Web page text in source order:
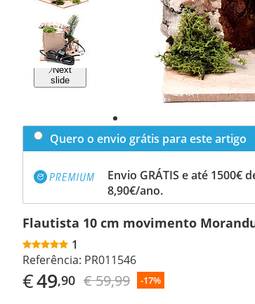
Previous
slide
Next
slide
Quero o envio grátis para este artigo
Envio GRÁTIS e até 1500€
8,90€/ano.
Flautista 10 cm movimento
1
Referência: PR011546
€49,90 € 59,99 -17%